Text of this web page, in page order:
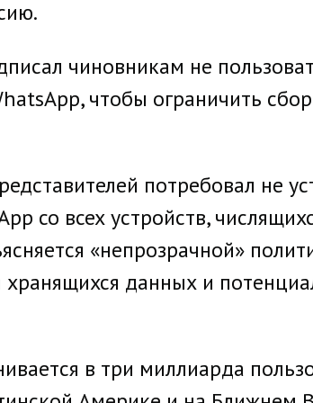
чиновникам не
чтобы ограничить
потребовал не
со всех устройств,
«непрозрачной»
хранящихся данных и
в три миллиарда